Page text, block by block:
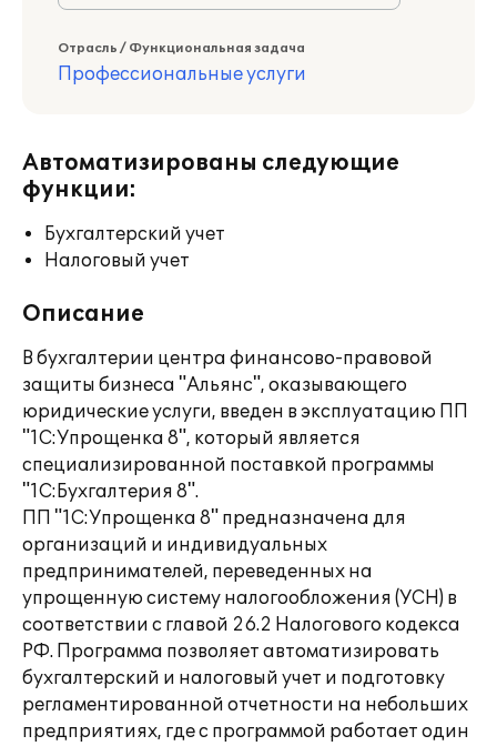
Отрасль / Функциональная задача
Профессиональные услуги
Автоматизированы следующие
функции:
Бухгалтерский учет
Налоговый учет
Описание
В бухгалтерии центра финансово-правовой
защиты бизнеса "Альянс", оказывающего
юридические услуги, введен в эксплуатацию ПП
"1С:Упрощенка 8", который является
специализированной поставкой программы
"1С:Бухгалтерия 8".
ПП "1С:Упрощенка 8" предназначена для
организаций и индивидуальных
предпринимателей, переведенных на
упрощенную систему налогообложения (УСН) в
соответствии с главой 26.2 Налогового кодекса
РФ. Программа позволяет автоматизировать
бухгалтерский и налоговый учет и подготовку
регламентированной отчетности на небольших
предприятиях, где с программой работает один